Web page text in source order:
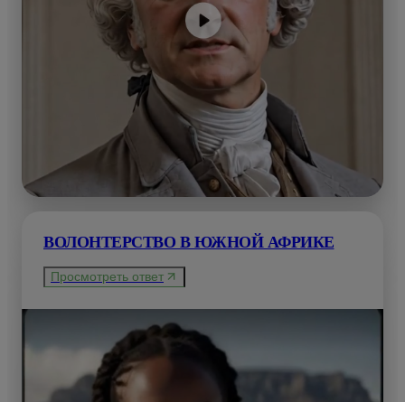
ВОЛОНТЕРСТВО В ЮЖНОЙ АФРИКЕ
Просмотреть ответ